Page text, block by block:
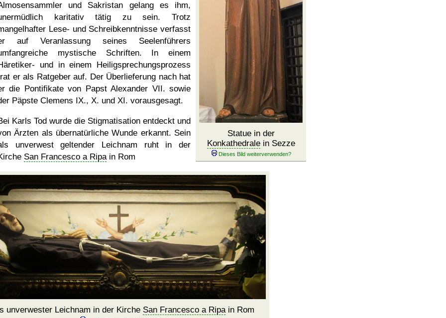
Statue in der
Konkathedralein Sezze
und Sakristan gelang es ihm,
karitativ tätig zu sein. Trotz
Lese- und Schreibkenntnisse verfasst
auf Veranlassung seines Seelenführers
mystische Schriften. In einem
und in einem Heiligsprechungsprozess
er als Ratgeber auf. Der Überlieferung nach hat
die Pontifikate von Papst Alexander VII. sowie
Päpste Clemens IX., X. und XI. vorausgesagt.
Karls Tod wurde die Stigmatisation entdeckt und
Ärzten als übernatürliche Wunde erkannt. Sein
unverwest geltender Leichnam ruht in der
San Francesco a Ripain Rom
unverwester Leichnam in der Kirche San Francesco a Ripain Rom